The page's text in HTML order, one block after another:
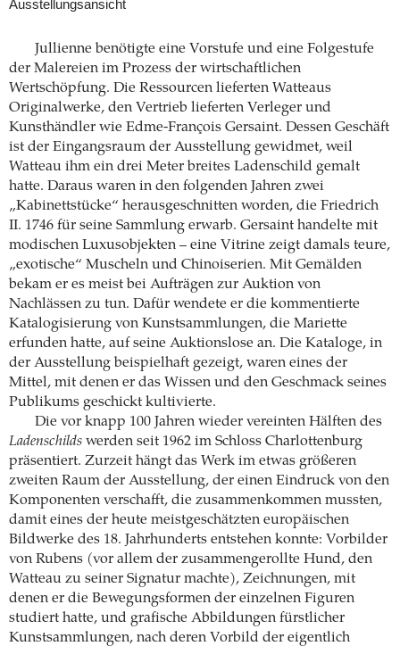
Ausstellungsansicht
Jullienne benötigte eine Vorstufe und eine Folgestufe
der Malereien im Prozess der wirtschaftlichen
Wertschöpfung. Die Ressourcen lieferten Watteaus
Originalwerke, den Vertrieb lieferten Verleger und
Kunsthändler wie Edme-François Gersaint. Dessen Geschäft
ist der Eingangsraum der Ausstellung gewidmet, weil
Watteau ihm ein drei Meter breites Ladenschild gemalt
hatte. Daraus waren in den folgenden Jahren zwei
„Kabinettstücke“ herausgeschnitten worden, die Friedrich
II. 1746 für seine Sammlung erwarb. Gersaint handelte mit
modischen Luxusobjekten – eine Vitrine zeigt damals teure,
„exotische“ Muscheln und Chinoiserien. Mit Gemälden
bekam er es meist bei Aufträgen zur Auktion von
Nachlässen zu tun. Dafür wendete er die kommentierte
Katalogisierung von Kunstsammlungen, die Mariette
erfunden hatte, auf seine Auktionslose an. Die Kataloge, in
der Ausstellung beispielhaft gezeigt, waren eines der
Mittel, mit denen er das Wissen und den Geschmack seines
Publikums geschickt kultivierte.
Die vor knapp 100 Jahren wieder vereinten Hälften des
Ladenschilds werden seit 1962 im Schloss Charlottenburg
präsentiert. Zurzeit hängt das Werk im etwas größeren
zweiten Raum der Ausstellung, der einen Eindruck von den
Komponenten verschafft, die zusammenkommen mussten,
damit eines der heute meistgeschätzten europäischen
Bildwerke des 18. Jahrhunderts entstehen konnte: Vorbilder
von Rubens (vor allem der zusammengerollte Hund, den
Watteau zu seiner Signatur machte), Zeichnungen, mit
denen er die Bewegungsformen der einzelnen Figuren
studiert hatte, und grafische Abbildungen fürstlicher
Kunstsammlungen, nach deren Vorbild der eigentlich